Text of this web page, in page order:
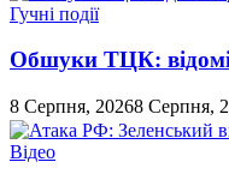
Гучні події
Обшуки ТЦК: відомі
8 Серпня, 20268 Серпня,
Відео